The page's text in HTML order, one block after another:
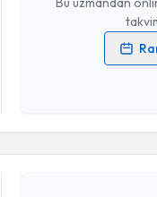
Kişisel verilerimin
Takvim